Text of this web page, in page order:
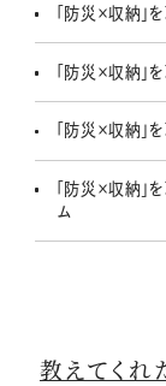
「防災×収納」
「防災×収納」
「防災×収納」
「防災×収納」
ム
教えてくれ